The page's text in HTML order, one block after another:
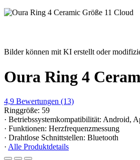
Bilder können mit KI erstellt oder
Oura Ring 4
4,9 Bewertungen (13)
Ringgröße: 59
· Betriebssystemkompatibilität: Android,
· Funktionen: Herzfrequenzmessung
· Drahtlose Schnittstellen: Bluetooth
· Alle Produktdetails